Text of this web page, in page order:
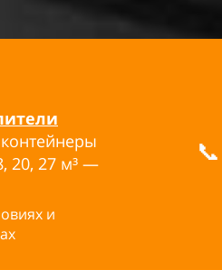
20, 27 м³ —
и
📞